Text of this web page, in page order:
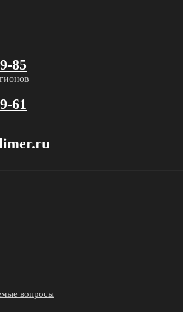
85
61
вопросы